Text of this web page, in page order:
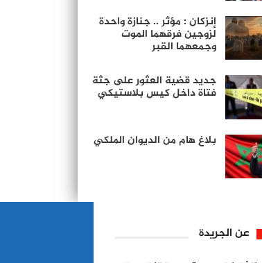
إنزكان : مؤثر .. جنازة واحدة
لزوجين فرقهما الموت
وجمعهما القبر
جديد قضية العثور على جثة
فتاة داخل كيس بلاستيكي
بلاغ هام من الديوان الملكي
عن الجريدة